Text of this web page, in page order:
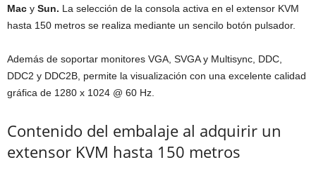
Mac y Sun. La selección de la consola activa en el extensor KVM
hasta 150 metros se realiza mediante un sencilo botón pulsador.
Además de soportar monitores VGA, SVGA y Multisync, DDC,
DDC2 y DDC2B, permite la visualización con una excelente calidad
gráfica de 1280 x 1024 @ 60 Hz.
Contenido del embalaje al adquirir un
extensor KVM hasta 150 metros